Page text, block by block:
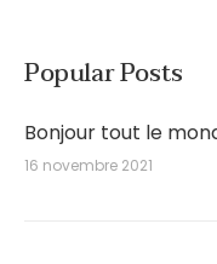
Popular Posts
Bonjour tout le
16 novembre 2021